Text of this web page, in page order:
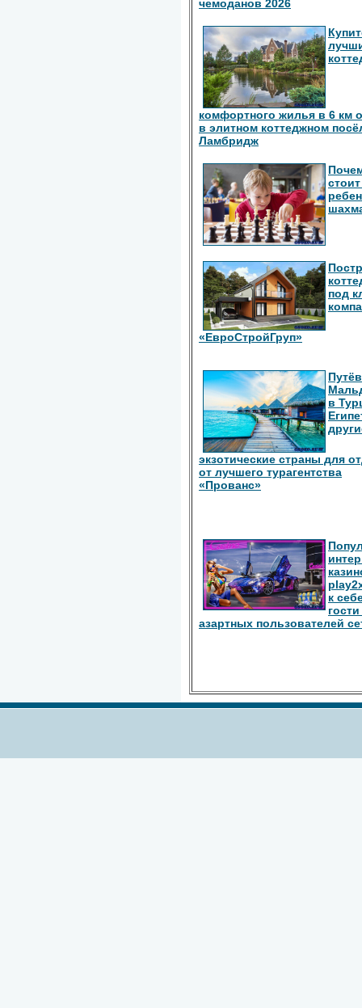
чемоданов 2026
комфортного жилья в 6 км
в элитном коттеджном
Ламбридж
под
«ЕвроСтройГруп»
в
экзотические страны для
от лучшего турагентства
«Прованс»
к
азартных пользователей